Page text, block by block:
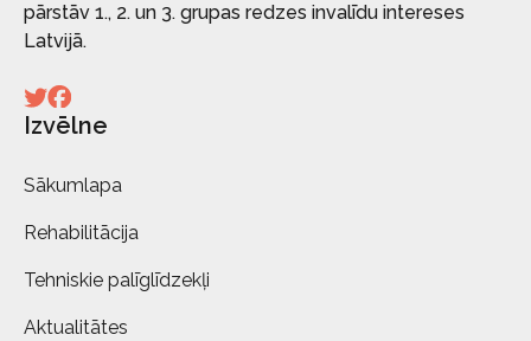
pārstāv 1., 2. un 3. grupas redzes invalīdu intereses
Latvijā.
Izvēlne
Sākumlapa
Rehabilitācija
Tehniskie palīglīdzekļi
Aktualitātes